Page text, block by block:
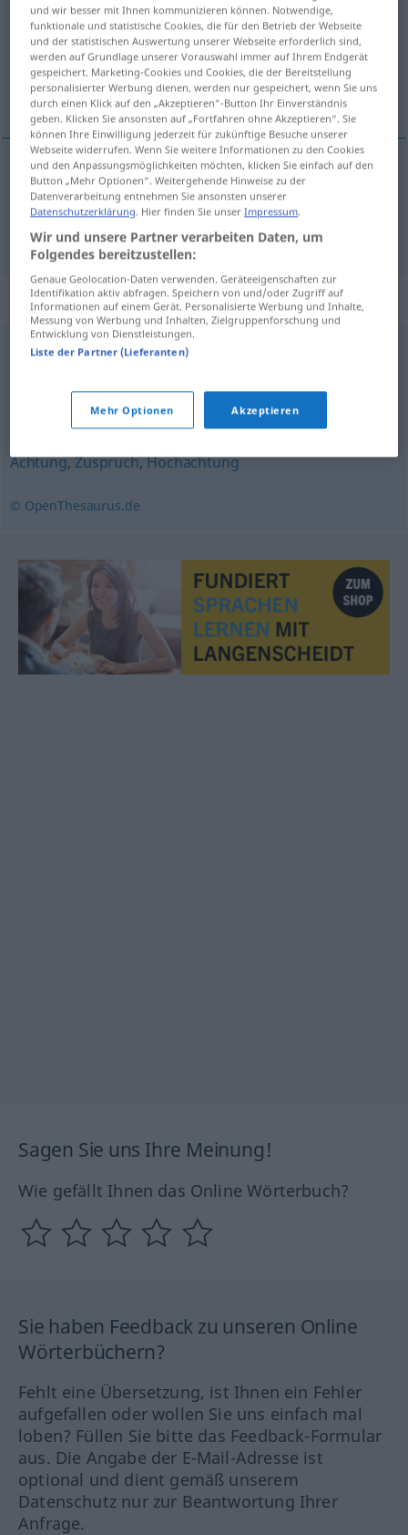
Übersicht aller Übersetzungen
(Für mehr Details die Übersetzung anklicken/antippen)
dikkate alma, riayet, uyma
dikkat(e alma) Beachtung
riayet, uyma( -E) Beachtung
Synonyme für "Beachtung"
Hinsicht,Hinblick,Aufmerksamkeit
Betrachtung,Zuwendung
,Anerkennung,Bewunderung,Bestätigung
Achtung,Zuspruch,Hochachtung
© OpenThesaurus.de
Sagen Sie uns Ihre Meinung!
Wie gefällt Ihnen das Online Wörterbuch?
Sie haben Feedback zu unseren Online
Wörterbüchern?
Fehlt eine Übersetzung, ist Ihnen ein Fehler
aufgefallen oder wollen Sie uns einfach mal
loben? Füllen Sie bitte das Feedback-Formular
aus. Die Angabe der E-Mail-Adresse ist
optional und dient gemäß unserem
Datenschutz nur zur Beantwortung Ihrer
Anfrage.
und wir besser mit Ihnen kommunizieren können. Notwendige,
funktionale und statistische Cookies, die für den Betrieb der Webseite
und der statistischen Auswertung unserer Webseite erforderlich sind,
werden auf Grundlage unserer Vorauswahl immer auf Ihrem Endgerät
gespeichert. Marketing-Cookies und Cookies, die der Bereitstellung
personalisierter Werbung dienen, werden nur gespeichert, wenn Sie uns
durch einen Klick auf den „Akzeptieren“-Button Ihr Einverständnis
geben. Klicken Sie ansonsten auf „Fortfahren ohne Akzeptieren“. Sie
können Ihre Einwilligung jederzeit für zukünftige Besuche unserer
Webseite widerrufen. Wenn Sie weitere Informationen zu den Cookies
und den Anpassungsmöglichkeiten möchten, klicken Sie einfach auf den
Button „Mehr Optionen“. Weitergehende Hinweise zu der
Datenverarbeitung entnehmen Sie ansonsten unserer
Datenschutzerklärung. Hier finden Sie unserImpressum.
Wir und unsere Partner verarbeiten Daten, um
Folgendes bereitzustellen:
Genaue Geolocation-Daten verwenden. Geräteeigenschaften zur
Identifikation aktiv abfragen. Speichern von und/oder Zugriff auf
Informationen auf einem Gerät. Personalisierte Werbung und Inhalte,
Messung von Werbung und Inhalten, Zielgruppenforschung und
Entwicklung von Dienstleistungen.
Liste der Partner (Lieferanten)
Mehr Optionen Akzeptieren